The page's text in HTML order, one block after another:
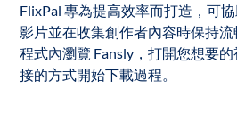
FlixPal 專為提高效率而打造，可
影片並在收集創作者內容時保持
程式內瀏覽 Fansly，打開您想要
接的方式開始下載過程。